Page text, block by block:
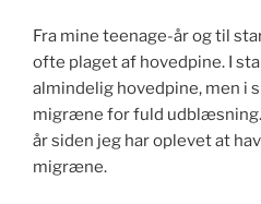
sig
selv”
Fra mine teenage-år og til
ofte plaget af hovedpine. I
almindelig hovedpine, men i
migræne for fuld
år siden jeg har oplevet at
migræne.